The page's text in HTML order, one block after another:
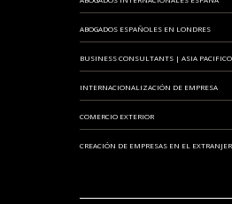
ABOGADOS ESPAÑOLES EN LONDRES
BUSINESS CONSULTANTS | ASIA PACIFICO
INTERNACIONALIZACIÓN DE EMPRESA
COMERCIO EXTERIOR
CREACIÓN DE EMPRESAS EN EL